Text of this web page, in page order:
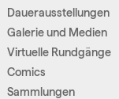
Dauerausstellungen
Galerie und Medien
Virtuelle Rundgänge
Comics
Sammlungen